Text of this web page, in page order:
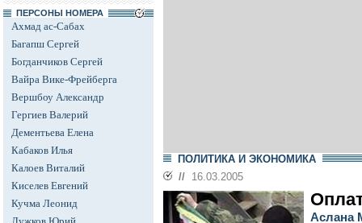
ПЕРСОНЫ НОМЕРА
Ахмад ас-Сабах
Багапш Сергей
Богданчиков Сергей
Вайра Вике-Фрейберга
Вершбоу Александр
Гергиев Валерий
Дементьева Елена
Кабаков Илья
Калоев Виталий
Киселев Евгений
Кучма Леонид
ПОЛИТИКА И ЭКОНОМИКА
// 16.03.2005
Аслана